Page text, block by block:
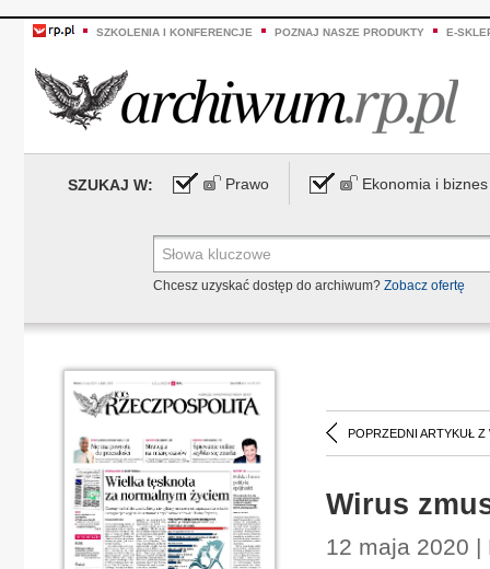
SZKOLENIA I KONFERENCJE POZNAJ NASZE PRODUKTY E-
SZUKAJ W: Prawo Ekonomia i biznes
Chcesz uzyskać dostęp do archiwum? Zobacz ofertę
POPRZEDNI ARTYKUŁ Z
Wirus
12 maja 2020